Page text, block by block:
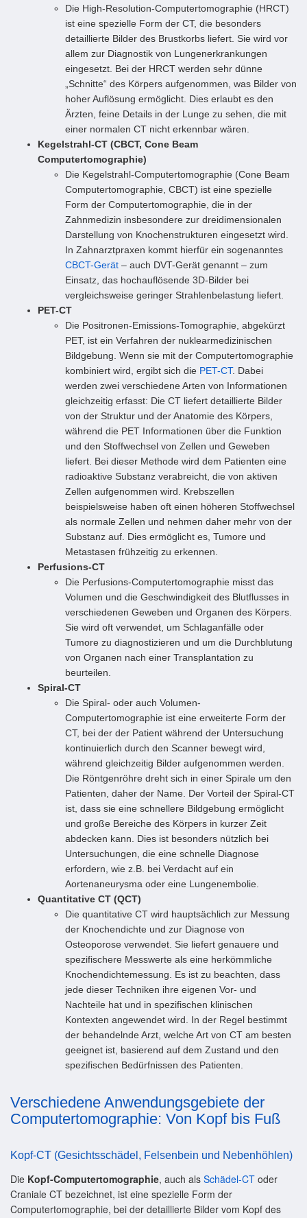
Die High-Resolution-Computertomographie (HRCT)
ist eine spezielle Form der CT, die besonders
detaillierte Bilder des Brustkorbs liefert. Sie wird vor
allem zur Diagnostik von Lungenerkrankungen
eingesetzt. Bei der HRCT werden sehr dünne
„Schnitte“ des Körpers aufgenommen, was Bilder von
hoher Auflösung ermöglicht. Dies erlaubt es den
Ärzten, feine Details in der Lunge zu sehen, die mit
einer normalen CT nicht erkennbar wären.
Kegelstrahl-CT (CBCT, Cone Beam
Computertomographie)
Die Kegelstrahl-Computertomographie (Cone Beam
Computertomographie, CBCT) ist eine spezielle
Form der Computertomographie, die in der
Zahnmedizin insbesondere zur dreidimensionalen
Darstellung von Knochenstrukturen eingesetzt wird.
In Zahnarztpraxen kommt hierfür ein sogenanntes
CBCT-Gerät – auch DVT-Gerät genannt – zum
Einsatz, das hochauflösende 3D-Bilder bei
vergleichsweise geringer Strahlenbelastung liefert.
PET-CT
Die Positronen-Emissions-Tomographie, abgekürzt
PET, ist ein Verfahren der nuklearmedizinischen
Bildgebung. Wenn sie mit der Computertomographie
kombiniert wird, ergibt sich die PET-CT. Dabei
werden zwei verschiedene Arten von Informationen
gleichzeitig erfasst: Die CT liefert detaillierte Bilder
von der Struktur und der Anatomie des Körpers,
während die PET Informationen über die Funktion
und den Stoffwechsel von Zellen und Geweben
liefert. Bei dieser Methode wird dem Patienten eine
radioaktive Substanz verabreicht, die von aktiven
Zellen aufgenommen wird. Krebszellen
beispielsweise haben oft einen höheren Stoffwechsel
als normale Zellen und nehmen daher mehr von der
Substanz auf. Dies ermöglicht es, Tumore und
Metastasen frühzeitig zu erkennen.
Perfusions-CT
Die Perfusions-Computertomographie misst das
Volumen und die Geschwindigkeit des Blutflusses in
verschiedenen Geweben und Organen des Körpers.
Sie wird oft verwendet, um Schlaganfälle oder
Tumore zu diagnostizieren und um die Durchblutung
von Organen nach einer Transplantation zu
beurteilen.
Spiral-CT
Die Spiral- oder auch Volumen-
Computertomographie ist eine erweiterte Form der
CT, bei der der Patient während der Untersuchung
kontinuierlich durch den Scanner bewegt wird,
während gleichzeitig Bilder aufgenommen werden.
Die Röntgenröhre dreht sich in einer Spirale um den
Patienten, daher der Name. Der Vorteil der Spiral-CT
ist, dass sie eine schnellere Bildgebung ermöglicht
und große Bereiche des Körpers in kurzer Zeit
abdecken kann. Dies ist besonders nützlich bei
Untersuchungen, die eine schnelle Diagnose
erfordern, wie z.B. bei Verdacht auf ein
Aortenaneurysma oder eine Lungenembolie.
Quantitative CT (QCT)
Die quantitative CT wird hauptsächlich zur Messung
der Knochendichte und zur Diagnose von
Osteoporose verwendet. Sie liefert genauere und
spezifischere Messwerte als eine herkömmliche
Knochendichtemessung. Es ist zu beachten, dass
jede dieser Techniken ihre eigenen Vor- und
Nachteile hat und in spezifischen klinischen
Kontexten angewendet wird. In der Regel bestimmt
der behandelnde Arzt, welche Art von CT am besten
geeignet ist, basierend auf dem Zustand und den
spezifischen Bedürfnissen des Patienten.
Verschiedene Anwendungsgebiete der
Computertomographie: Von Kopf bis Fuß
Kopf-CT (Gesichtsschädel, Felsenbein und Nebenhöhlen)
Die Kopf-Computertomographie, auch als Schädel-CT oder
Craniale CT bezeichnet, ist eine spezielle Form der
Computertomographie, bei der detaillierte Bilder vom Kopf des